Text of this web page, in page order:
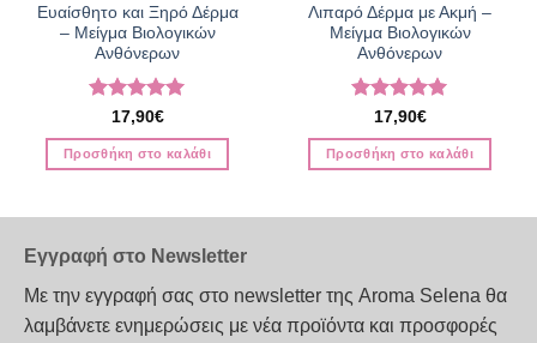
Ευαίσθητο και Ξηρό Δέρμα
– Μείγμα Βιολογικών
Ανθόνερων
Βαθμολογήθηκε
με5από 5
17,90€
Προσθήκη στο καλάθι
Λιπαρό Δέρμα με Ακμή –
Μείγμα Βιολογικών
Ανθόνερων
Βαθμολογήθηκε
με5από 5
17,90€
Προσθήκη στο καλάθι
Εγγραφή στο Newsletter
Με την εγγραφή σας στο newsletter της Aroma Selena θα
λαμβάνετε ενημερώσεις με νέα προϊόντα και προσφορές